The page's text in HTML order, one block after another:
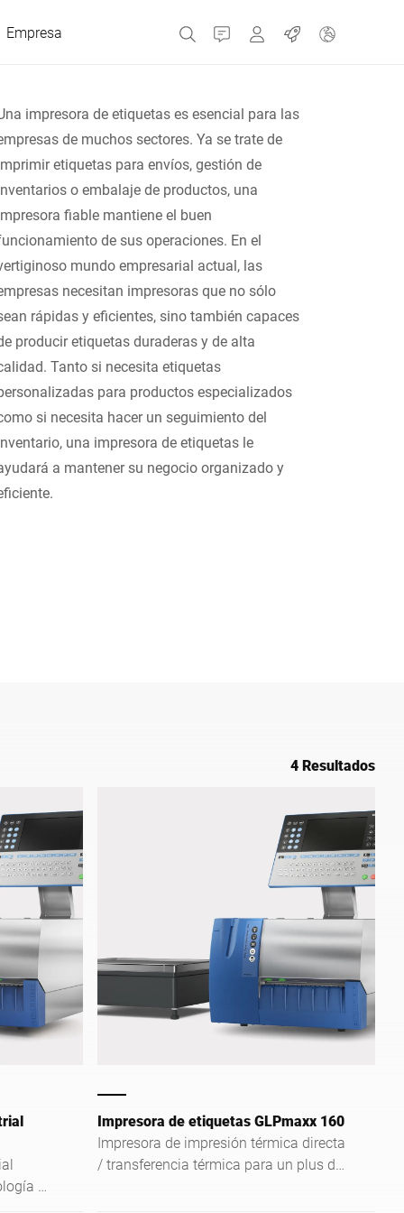
Empresa ContactoMyBizerbaTrabajos
República Checa
Grecia
Países Bajos
Rusia
España
Ucrania
impresora de etiquetas es esencial para las
de muchos sectores. Ya se trate de
etiquetas para envíos, gestión de
o embalaje de productos, una
fiable mantiene el buen
de sus operaciones. En el
mundo empresarial actual, las
necesitan impresoras que no sólo
rápidas y eficientes, sino también capaces
producir etiquetas duraderas y de alta
Tanto si necesita etiquetas
para productos especializados
si necesita hacer un seguimiento del
una impresora de etiquetas le
a mantener su negocio organizado y
4 Resultados
de
Impresora de etiquetas GLPmaxx 160
Impresora de impresión térmica directa
/ transferencia térmica para un plus de